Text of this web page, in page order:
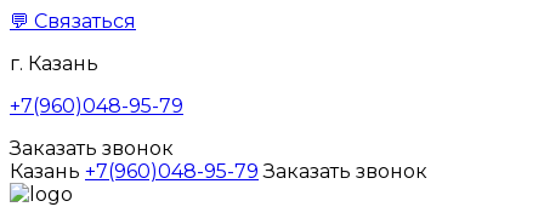
💬 Связаться
г. Казань
+7(960)048-95-79
Заказать звонок
Казань +7(960)048-95-79 Заказать звонок